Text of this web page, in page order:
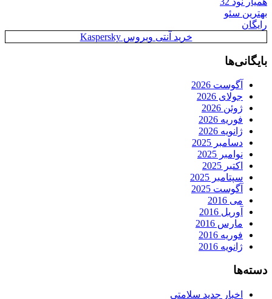
بهترین سئو
رایگان
خرید آنتی ویروس Kaspersky
بایگانی‌ها
آگوست 2026
جولای 2026
ژوئن 2026
فوریه 2026
ژانویه 2026
دسامبر 2025
نوامبر 2025
اکتبر 2025
سپتامبر 2025
آگوست 2025
می 2016
آوریل 2016
مارس 2016
فوریه 2016
ژانویه 2016
دسته‌ها
اخبار جدید سلامتی